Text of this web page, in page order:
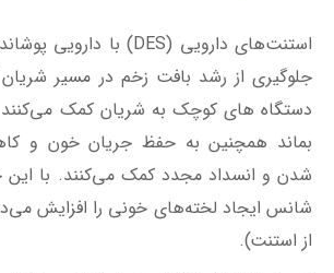
از استنت).
این استنت‌ها فرآیند بهبود کندتری
بیمارانی که از استنت دارویی استفاده
دقیقی پیشنهادات پزشک برای درمان
خطر آمبولی ریهناش ی از کاشت فنر در
انجمن متخصصان قلب آمریکا پیشنهاد
گذاشتن استنت‌های دارویی به مدت دوازده